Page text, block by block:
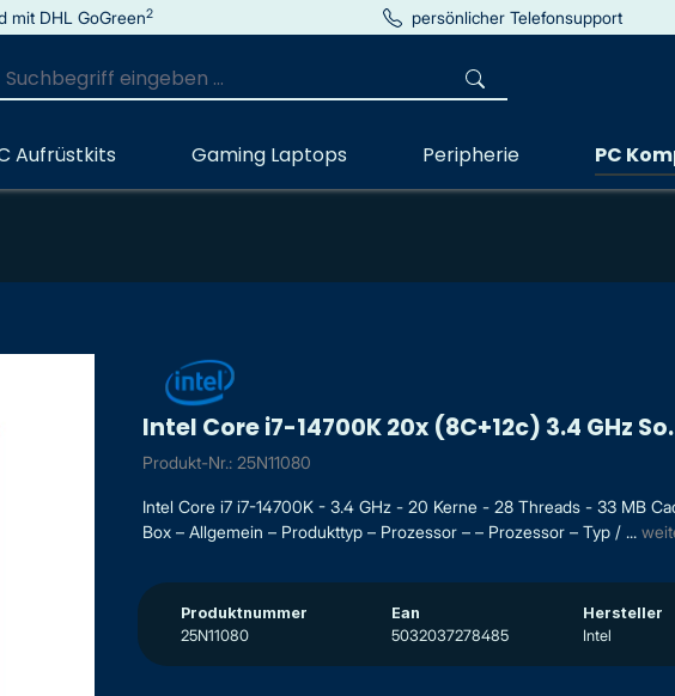
mit DHL GoGreen2 persönlicher Telefonsupport
Aufrüstkits Gaming Laptops Peripherie PC
Intel Core i7-14700K 20x (8C+12c) 3.4 GHz
Produkt-Nr.: 25N11080
Intel Core i7 i7-14700K - 3.4 GHz - 20 Kerne - 28 Threads - 33 MB
Box – Allgemein – Produkttyp – Prozessor – – Prozessor – Typ / ...
Produktnummer
25N11080
Ean
5032037278485
Hersteller
Intel